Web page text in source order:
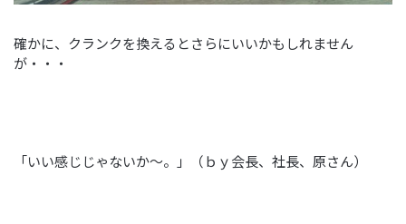
確かに、クランクを換えるとさらにいいかもしれません
が・・・
「いい感じじゃないか～。」（ｂｙ会長、社長、原さん）